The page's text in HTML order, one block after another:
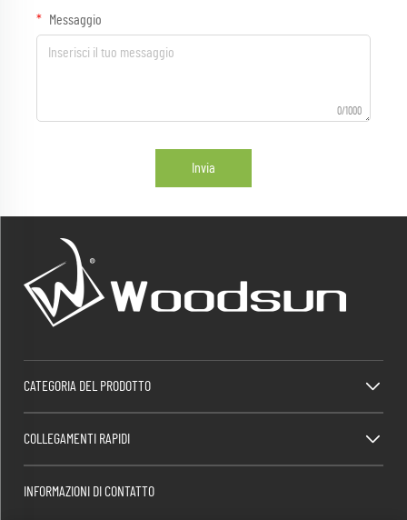
Messaggio
0/1000
Invia
CATEGORIA DEL PRODOTTO
COLLEGAMENTI RAPIDI
INFORMAZIONI DI CONTATTO